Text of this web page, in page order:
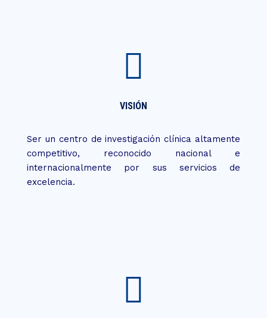
VISIÓN
Ser un centro de investigación clínica altamente
competitivo, reconocido nacional e
internacionalmente por sus servicios de
excelencia.